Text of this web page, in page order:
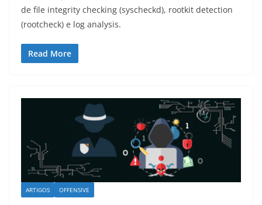
de file integrity checking (syscheckd), rootkit detection
(rootcheck) e log analysis.
Read More
ARTIGOS OFFENSIVE